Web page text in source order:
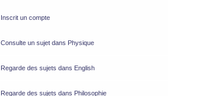
Inscrit un compte
Consulte un sujet dans Physique
Regarde des sujets dans English
Regarde des sujets dans Philosophie